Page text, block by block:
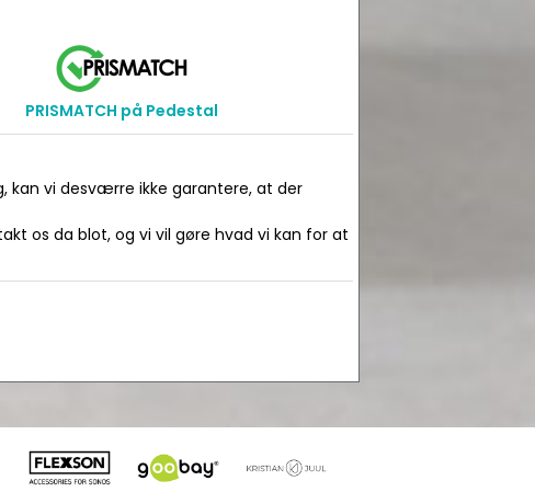
PRISMATCH på Pedestal
kan vi desværre ikke garantere, at der
os da blot, og vi vil gøre hvad vi kan for at